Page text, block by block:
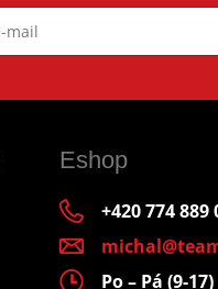
Eshop
+420 774 889
Po – Pá (9-17)